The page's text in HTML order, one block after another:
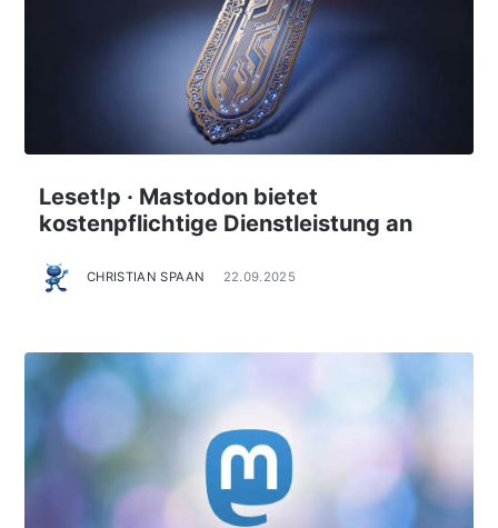
Leset!p · Mastodon bietet
kostenpflichtige Dienstleistung an
CHRISTIAN SPAAN 22.09.2025